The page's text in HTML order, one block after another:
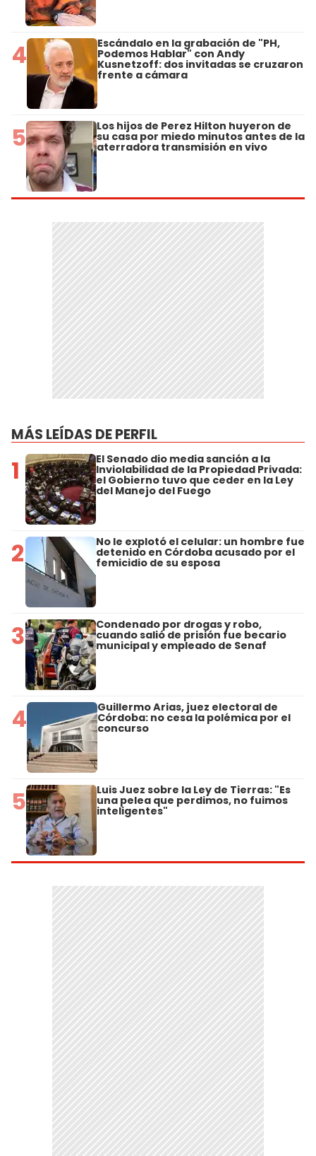
4 Escándalo en la grabación de "PH,
Podemos Hablar" con Andy
Kusnetzoff: dos invitadas se cruzaron
frente a cámara
5 Los hijos de Perez Hilton huyeron de
su casa por miedo minutos antes de la
aterradora transmisión en vivo
MÁS LEÍDAS DE PERFIL
1 El Senado dio media sanción a la
Inviolabilidad de la Propiedad Privada:
el Gobierno tuvo que ceder en la Ley
del Manejo del Fuego
2 No le explotó el celular: un hombre fue
detenido en Córdoba acusado por el
femicidio de su esposa
3 Condenado por drogas y robo,
cuando salió de prisión fue becario
municipal y empleado de Senaf
4 Guillermo Arias, juez electoral de
Córdoba: no cesa la polémica por el
concurso
5 Luis Juez sobre la Ley de Tierras: "Es
una pelea que perdimos, no fuimos
inteligentes"